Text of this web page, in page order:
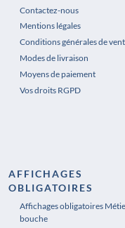
Contactez-nous
Mentions légales
Conditions générales de
Modes de livraison
Moyens de paiement
Vos droits RGPD
AFFICHAGES
OBLIGATOIRES
Affichages obligatoires
bouche